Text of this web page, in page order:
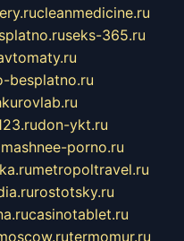
cleanmedicine.ru
seks-365.ru
besplatno.ru
don-ykt.ru
porno.ru
metropoltravel.ru
rostotsky.ru
casinotablet.ru
termomur.ru